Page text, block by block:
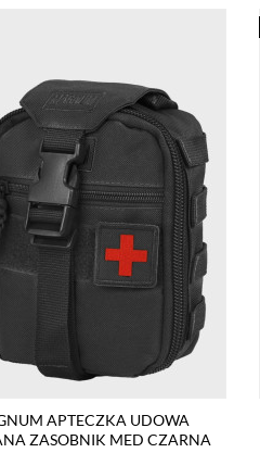
APTECZKA UDOWA
ZASOBNIK MED CZARNA